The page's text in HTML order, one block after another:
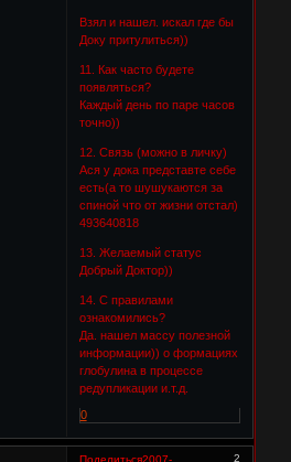
Взял и нашел. искал где бы
Доку притулиться))
11. Как часто будете
появляться?
Каждый день по паре часов
точно))
12. Связь (можно в личку)
Ася у дока представте себе
есть(а то шушукаются за
спиной что от жизни отстал)
493640818
13. Желаемый статус
Добрый Доктор))
14. С правилами
ознакомились?
Да. нашел массу полезной
информации)) о формациях
глобулина в процессе
редупликации и.т.д.
0
2